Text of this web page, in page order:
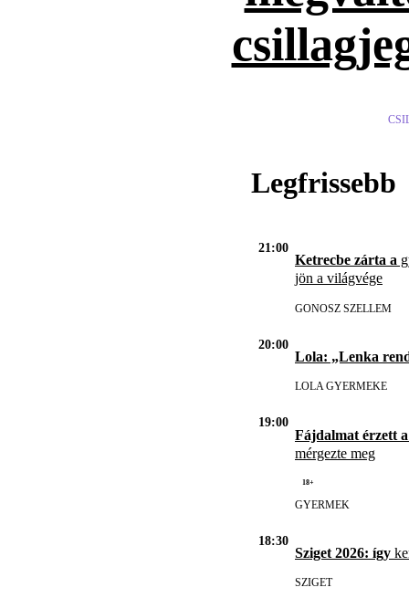
Legfrissebb
21:00
Ketrecbe zárta a
jön a világvége
GONOSZ SZELLEM
20:00
Lola: „Lenka
LOLA GYERMEKE
19:00
Fájdalmat érzett a
mérgezte meg
18+
GYERMEK
18:30
Sziget 2026: így
SZIGET